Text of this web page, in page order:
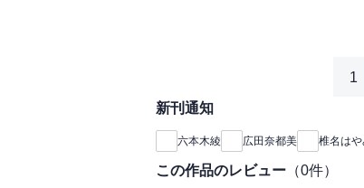
のことを忘れ
七尾記念病院
て――!?「自意
「まどか」が
1
新刊通知
六本木綾 広田奈都美 椎名は
この作品のレビュー （0件）